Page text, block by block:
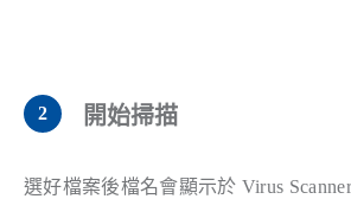
開始掃描
選好檔案後檔名會顯示於 Virus